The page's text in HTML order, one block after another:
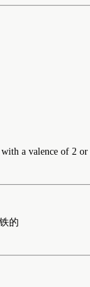
a valence of 2
的